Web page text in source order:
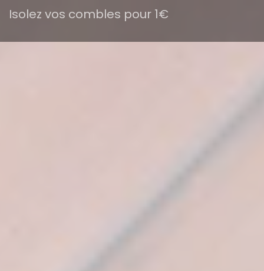
Isolez vos combles pour 1€